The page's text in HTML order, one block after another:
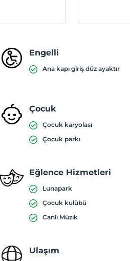
Engelli
Ana kapı giriş düz ayaktır
Çocuk
Çocuk karyolası
Çocuk parkı
Eğlence Hizmetleri
Lunapark
Çocuk kulübü
Canlı Müzik
Ulaşım